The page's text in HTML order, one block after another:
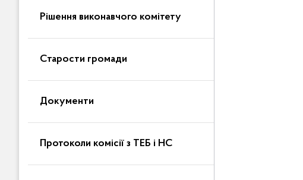
Рішення виконавчого комітету
Старости громади
Документи
Протоколи комісії з ТЕБ і НС